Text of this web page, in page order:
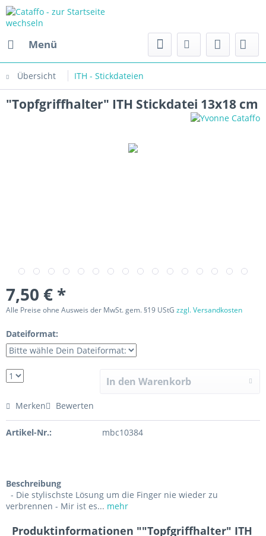
Menü
Übersicht ITH - Stickdateien
"Topfgriffhalter" ITH Stickdatei 13x18 cm
7,50 € *
Alle Preise ohne Ausweis der MwSt. gem. §19 UStG zzgl. Versandkosten
Dateiformat:
In den Warenkorb
Merken Bewerten
Artikel-Nr.: mbc10384
Beschreibung
- Die stylischste Lösung um die Finger nie wieder zu
verbrennen - Mir ist es... mehr
Produktinformationen ""Topfgriffhalter" ITH